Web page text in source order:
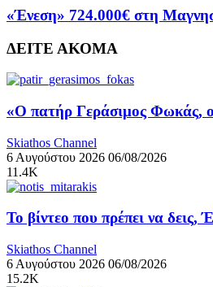
«Ένεση» 724.000€ στη
ΔΕΙΤΕ ΑΚΟΜΑ
«Ο πατήρ Γεράσιμος Φωκάς, ο
Skiathos Channel
6 Αυγούστου 2026 06/08/2026
11.4K
Το βίντεο που πρέπει να
Skiathos Channel
6 Αυγούστου 2026 06/08/2026
15.2K